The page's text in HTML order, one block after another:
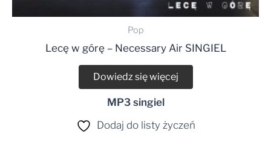
Pop
Lecę w górę – Necessary Air SINGIEL
Dowiedz się więcej
MP3 singiel
Dodaj do listy życzeń